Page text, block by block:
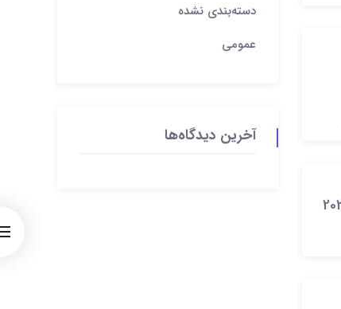
دسته‌بندی نشده
عمومی
آخرین دیدگاه‌ها